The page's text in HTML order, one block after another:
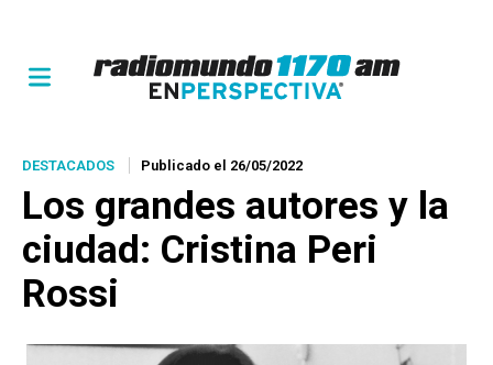
DESTACADOS Publicado el 26/05/2022
Los grandes autores y la
ciudad: Cristina Peri
Rossi